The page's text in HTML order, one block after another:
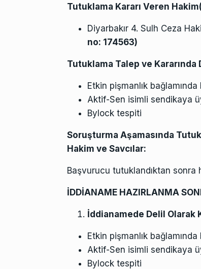
Tutuklama Kararı Veren
Diyarbakır 4. Sulh Ceza
no: 174563)
Tutuklama Talep ve Kararında
Etkin pişmanlık
Aktif-Sen isimli sendikaya
Bylock tespiti
Soruşturma Aşamasında
Hakim ve Savcılar:
Başvurucu tutuklandıktan sonra
İDDİANAME HAZIRLANMA
İddianamede Delil Olarak
Etkin pişmanlık
Aktif-Sen isimli sendikaya
Bylock tespiti